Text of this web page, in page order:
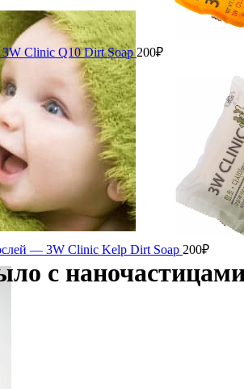
Clinic Q10 Dirt Soap200₽
— 3W Clinic Kelp Dirt Soap 200₽
с